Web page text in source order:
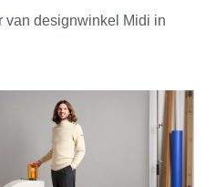
en verlichtingsmerken, zoals
Brionvega en Jieldé.
brengt Henri een schat aan
streeft naar een
kwaliteit en deelt zijn passie
van designwinkel Midi in